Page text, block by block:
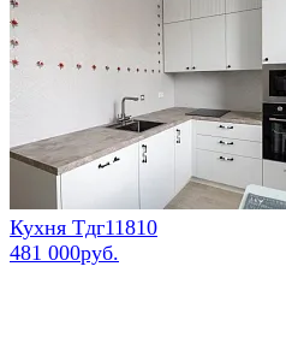
Кухня Тдг11810
481 000руб.